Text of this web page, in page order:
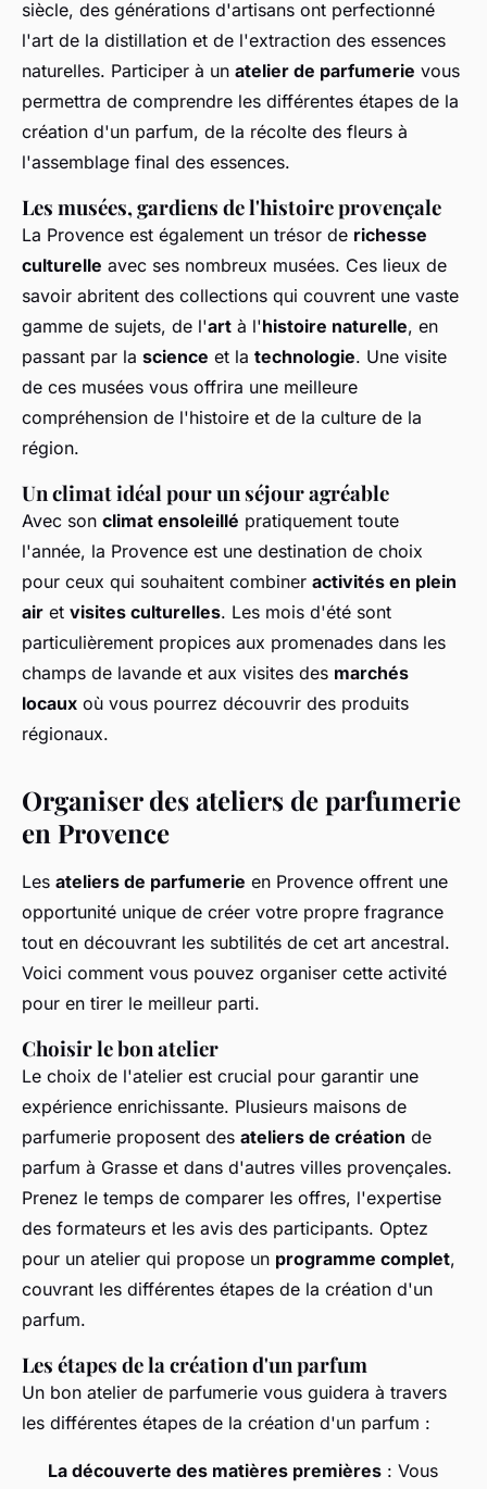
siècle, des générations d'artisans ont perfectionné
l'art de la distillation et de l'extraction des essences
naturelles. Participer à un atelier de parfumerie vous
permettra de comprendre les différentes étapes de la
création d'un parfum, de la récolte des fleurs à
l'assemblage final des essences.
Les musées, gardiens de l'histoire provençale
La Provence est également un trésor de richesse
culturelle avec ses nombreux musées. Ces lieux de
savoir abritent des collections qui couvrent une vaste
gamme de sujets, de l'art à l'histoire naturelle, en
passant par la science et la technologie. Une visite
de ces musées vous offrira une meilleure
compréhension de l'histoire et de la culture de la
région.
Un climat idéal pour un séjour agréable
Avec son climat ensoleillé pratiquement toute
l'année, la Provence est une destination de choix
pour ceux qui souhaitent combiner activités en plein
air et visites culturelles. Les mois d'été sont
particulièrement propices aux promenades dans les
champs de lavande et aux visites des marchés
locaux où vous pourrez découvrir des produits
régionaux.
Organiser des ateliers de parfumerie
en Provence
Les ateliers de parfumerie en Provence offrent une
opportunité unique de créer votre propre fragrance
tout en découvrant les subtilités de cet art ancestral.
Voici comment vous pouvez organiser cette activité
pour en tirer le meilleur parti.
Choisir le bon atelier
Le choix de l'atelier est crucial pour garantir une
expérience enrichissante. Plusieurs maisons de
parfumerie proposent des ateliers de création de
parfum à Grasse et dans d'autres villes provençales.
Prenez le temps de comparer les offres, l'expertise
des formateurs et les avis des participants. Optez
pour un atelier qui propose un programme complet,
couvrant les différentes étapes de la création d'un
parfum.
Les étapes de la création d'un parfum
Un bon atelier de parfumerie vous guidera à travers
les différentes étapes de la création d'un parfum :
La découverte des matières premières : Vous